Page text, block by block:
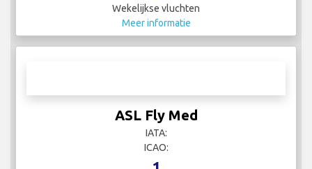
Wekelijkse vluchten
Meer informatie
ASL Fly Med
IATA:
ICAO: